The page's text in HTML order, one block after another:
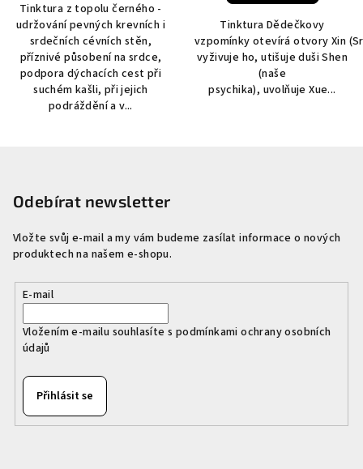
Tinktura z topolu černého -
udržování pevných krevních i
srdečních cévních stěn,
příznivé působení na srdce,
podpora dýchacích cest při
suchém kašli, při jejich
podráždění a v...
Tinktura Dědečkovy
vzpomínky otevírá otvory Xin
vyživuje ho, utišuje duši Shen
(naše
psychika), uvolňuje Xue...
Odebírat newsletter
Vložte svůj e-mail a my vám budeme zasílat informace o nových
produktech na našem e-shopu.
E-mail
Vložením e-mailu souhlasíte s podmínkami ochrany osobních
údajů
Přihlásit se